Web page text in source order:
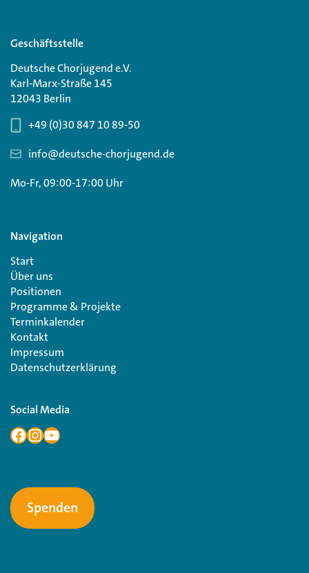
Geschäftsstelle
Deutsche Chorjugend e.V.
Karl-Marx-Straße 145
12043 Berlin
+49 (0)30 847 10 89-50
info@deutsche-chorjugend.de
Mo-Fr, 09:00-17:00 Uhr
Navigation
Start
Über uns
Positionen
Programme & Projekte
Terminkalender
Kontakt
Impressum
Datenschutzerklärung
Social Media
Spenden